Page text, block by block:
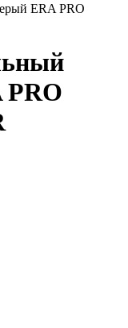
ERA PRO
PRO